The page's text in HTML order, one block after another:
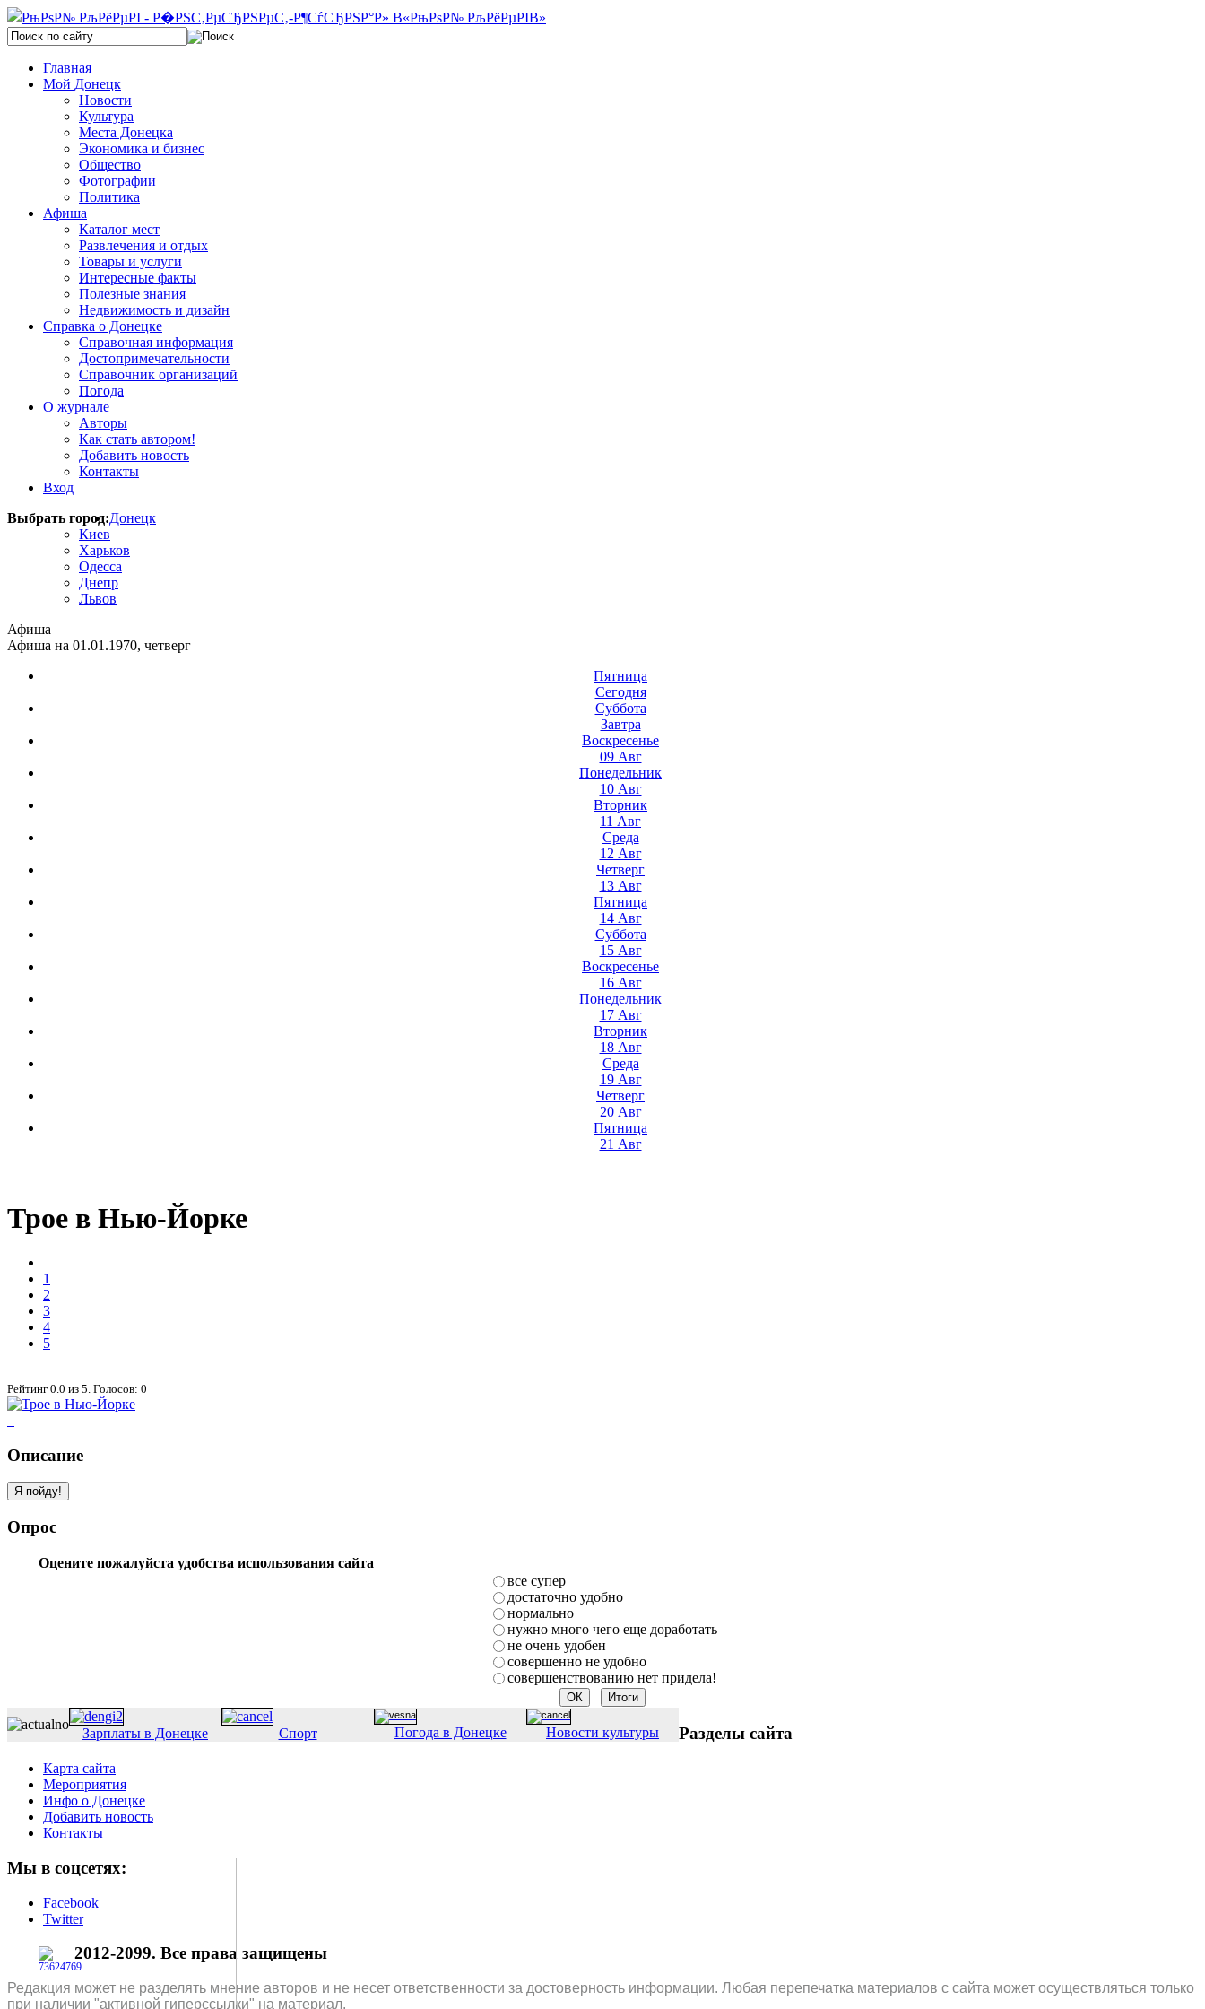
Главная
Мой Донецк
Новости
Культура
Места Донецка
Экономика и бизнес
Общество
Фотографии
Политика
Афиша
Каталог мест
Развлечения и отдых
Товары и услуги
Интересные факты
Полезные знания
Недвижимость и дизайн
Справка о Донецке
Справочная информация
Достопримечательности
Справочник организаций
Погода
О журнале
Авторы
Как стать автором!
Добавить новость
Контакты
Вход
Выбрать город:Донецк
Киев
Харьков
Одесса
Днепр
Львов
Афиша
Афиша на 01.01.1970, четверг
Пятница
Сегодня
Суббота
Завтра
Воскресенье
09 Авг
Понедельник
10 Авг
Вторник
11 Авг
Среда
12 Авг
Четверг
13 Авг
Пятница
14 Авг
Суббота
15 Авг
Воскресенье
16 Авг
Понедельник
17 Авг
Вторник
18 Авг
Среда
19 Авг
Четверг
20 Авг
Пятница
21 Авг
Трое в Нью-Йорке
1
2
3
4
5
Рейтинг 0.0 из 5 . Голосов: 0
Описание
Опрос
Оцените пожалуйста удобства использования сайта
все супер
достаточно удобно
нормально
нужно много чего еще доработать
не очень удобен
совершенно не удобно
совершенствованию нет придела!
Зарплаты в Донецке Спорт Погода в Донецке Новости культуры Разделы сайта
Карта сайта
Мероприятия
Инфо о Донецке
Добавить новость
Контакты
Мы в соцсетях:
Facebook
Twitter
2012-2099. Все права защищены
Редакция может не разделять мнение авторов и не несет ответственности за достоверность информации. Любая перепечатка материалов с сайта может осуществляться только
при наличии "активной гиперссылки" на материал.